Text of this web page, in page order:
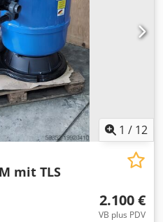
1 / 12
mit TLS
2.100 €
VB plus PDV